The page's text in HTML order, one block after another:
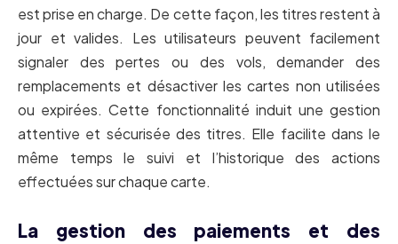
est prise en charge. De cette façon, les titres restent à
jour et valides. Les utilisateurs peuvent facilement
signaler des pertes ou des vols, demander des
remplacements et désactiver les cartes non utilisées
ou expirées. Cette fonctionnalité induit une gestion
attentive et sécurisée des titres. Elle facilite dans le
même temps le suivi et l’historique des actions
effectuées sur chaque carte.
La gestion des paiements et des